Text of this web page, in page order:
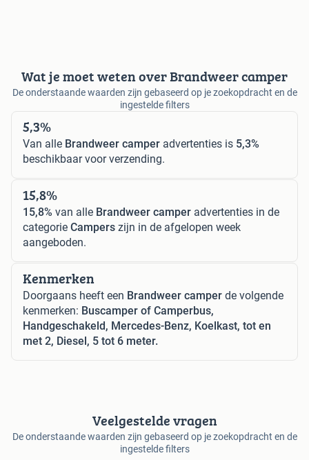
Wat je moet weten over Brandweer camper
De onderstaande waarden zijn gebaseerd op je zoekopdracht en de
ingestelde filters
5,3%
Van alle Brandweer camper advertenties is 5,3%
beschikbaar voor verzending.
15,8%
15,8% van alle Brandweer camper advertenties in de
categorie Campers zijn in de afgelopen week
aangeboden.
Kenmerken
Doorgaans heeft een Brandweer camper de volgende
kenmerken: Buscamper of Camperbus,
Handgeschakeld, Mercedes-Benz, Koelkast, tot en
met 2, Diesel, 5 tot 6 meter.
Veelgestelde vragen
De onderstaande waarden zijn gebaseerd op je zoekopdracht en de
ingestelde filters